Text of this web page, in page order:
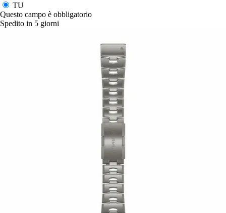
TU
Questo campo è obbligatorio
Spedito in 5 giorni